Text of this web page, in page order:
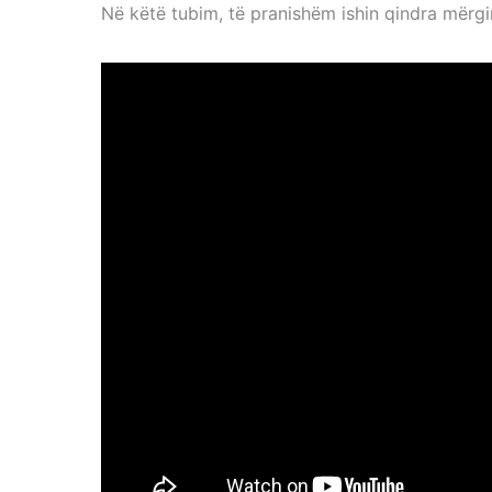
Në këtë tubim, të pranishëm ishin qindra